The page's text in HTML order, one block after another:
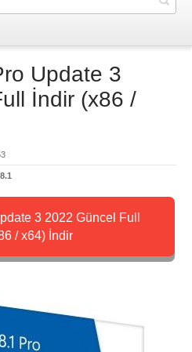
Update 3
İndir (x86 /
3 2022 Güncel Full
/ x64) İndir